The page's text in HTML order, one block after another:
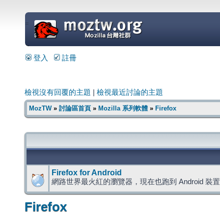
=
登入 註冊
檢視沒有回覆的主題 檢視最近討論的主題
MozTW» 討論區首頁 » Mozilla 系列軟體 » Firefox
Firefox for Android
網路世界最火紅的瀏覽器，現在也跑到 Android 裝
Firefox